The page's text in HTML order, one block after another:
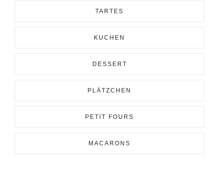
TARTES
KUCHEN
DESSERT
PLÄTZCHEN
PETIT FOURS
MACARONS